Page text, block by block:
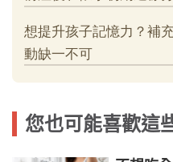
您也可能喜歡這